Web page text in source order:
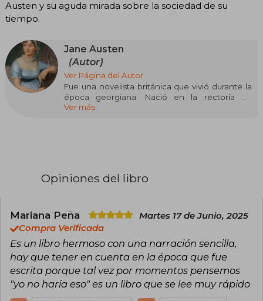
Austen y su aguda mirada sobre la sociedad de su
tiempo.
Jane Austen
(Autor)
Ver Página del Autor
Fue una novelista británica que vivió durante la
época georgiana. Nació en la rectoría de
Steventon (Hampshire). Su familia pertenecía a
algunas veces reproducidas de forma fiel, como
por Greer Garson y Laurence Olivier y en otras
haciendo adaptaciones a la época actual, como
Emma. Otras versiones son la de Sentido y
sensibilidad, de 1995; Mansfield Park, de 2000, y
las de Orgullo y prejuicio en 2004 (dirigida por
Gurinder Chadha) y en 2005 (dirigida por Joe
Wright).
Ver más
Opiniones del libro
Mariana Peña
Martes 17 de Junio, 2025
Compra Verificada
Es un libro hermoso con una narración sencilla,
hay que tener en cuenta en la época que fue
escrita porque tal vez por momentos pensemos
"yo no haría eso" es un libro que se lee muy rápido